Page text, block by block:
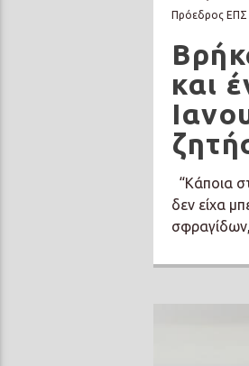
Πρόεδρος ΕΠΣ
και
“Κάποια
δεν είχα